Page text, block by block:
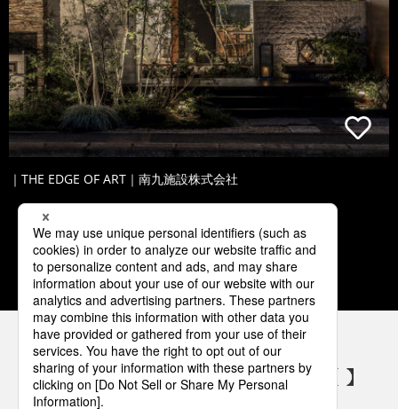
｜THE EDGE OF ART｜南九施設株式会社
1 2 3 4 5
パナソニックの電気設備 SNSアカウント